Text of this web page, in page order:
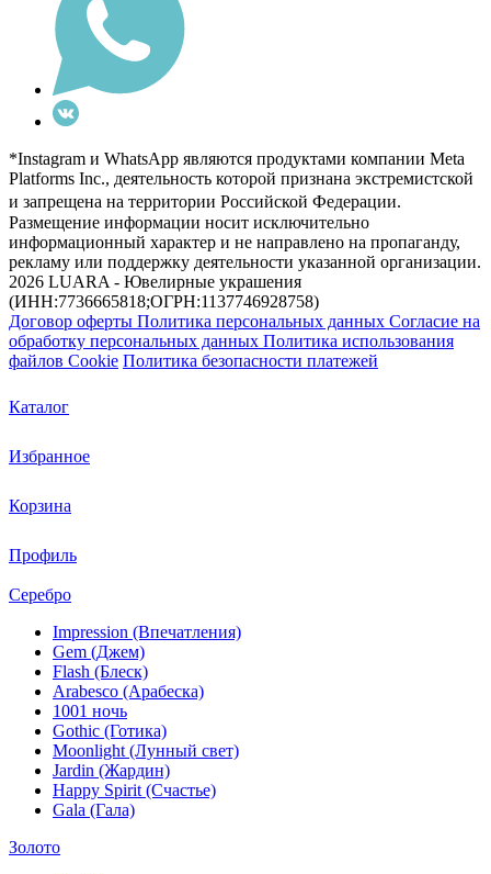
*Instagram и WhatsApp являются продуктами компании Meta
Platforms Inc., деятельность которой признана экстремистской
и запрещена на территории Российской Федерации.
Размещение информации носит исключительно
информационный характер и не направлено на пропаганду,
рекламу или поддержку деятельности указанной организации.
2026 LUARA - Ювелирные украшения
(ИНН:7736665818;ОГРН:1137746928758)
Договор оферты Политика персональных данных Согласие на
обработку персональных данных Политика использования
файлов Cookie Политика безопасности платежей
Каталог
Избранное
Корзина
Профиль
Серебро
Impression (Впечатления)
Gem (Джем)
Flash (Блеск)
Arabesco (Арабеска)
1001 ночь
Gothic (Готика)
Moonlight (Лунный свет)
Jardin (Жардин)
Happy Spirit (Счастье)
Gala (Гала)
Золото